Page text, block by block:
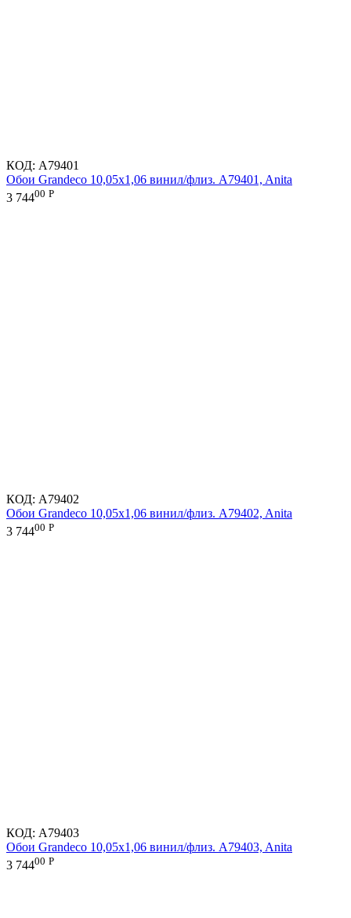
КОД: A79401
Обои Grandeco 10,05х1,06 винил/флиз. A79401, Anita
3 74400 Р
КОД: A79402
Обои Grandeco 10,05х1,06 винил/флиз. A79402, Anita
3 74400 Р
КОД: A79403
Обои Grandeco 10,05х1,06 винил/флиз. A79403, Anita
3 74400 Р